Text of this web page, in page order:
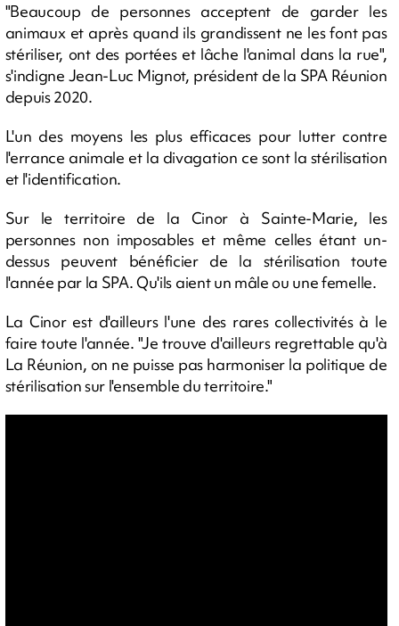
"Beaucoup de personnes acceptent de garder les
animaux et après quand ils grandissent ne les font pas
stériliser, ont des portées et lâche l'animal dans la rue",
s'indigne Jean-Luc Mignot, président de la SPA Réunion
depuis 2020.
L'un des moyens les plus efficaces pour lutter contre
l'errance animale et la divagation ce sont la stérilisation
et l'identification.
Sur le territoire de la Cinor à Sainte-Marie, les
personnes non imposables et même celles étant un-
dessus peuvent bénéficier de la stérilisation toute
l'année par la SPA. Qu'ils aient un mâle ou une femelle.
La Cinor est d'ailleurs l'une des rares collectivités à le
faire toute l'année. "Je trouve d'ailleurs regrettable qu'à
La Réunion, on ne puisse pas harmoniser la politique de
stérilisation sur l'ensemble du territoire."